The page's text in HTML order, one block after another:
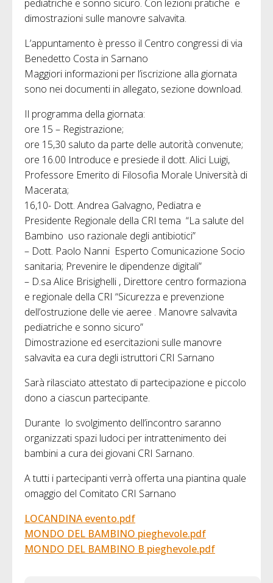
pediatriche e sonno sicuro. Con lezioni pratiche e
dimostrazioni sulle manovre salvavita.
L’appuntamento è presso il Centro congressi di via
Benedetto Costa in Sarnano
Maggiori informazioni per l’iscrizione alla giornata
sono nei documenti in allegato, sezione download.
Il programma della giornata:
ore 15 – Registrazione;
ore 15,30 saluto da parte delle autorità convenute;
ore 16.00 Introduce e presiede il dott. Alici Luigi,
Professore Emerito di Filosofia Morale Università di
Macerata;
16,10- Dott. Andrea Galvagno, Pediatra e
Presidente Regionale della CRI tema “La salute del
Bambino uso razionale degli antibiotici”
– Dott. Paolo Nanni Esperto Comunicazione Socio
sanitaria; Prevenire le dipendenze digitali”
– D.sa Alice Brisighelli , Direttore centro formaziona
e regionale della CRI “Sicurezza e prevenzione
dell’ostruzione delle vie aeree . Manovre salvavita
pediatriche e sonno sicuro”
Dimostrazione ed esercitazioni sulle manovre
salvavita ea cura degli istruttori CRI Sarnano
Sarà rilasciato attestato di partecipazione e piccolo
dono a ciascun partecipante.
Durante lo svolgimento dell’incontro saranno
organizzati spazi ludoci per intrattenimento dei
bambini a cura dei giovani CRI Sarnano.
A tutti i partecipanti verrà offerta una piantina quale
omaggio del Comitato CRI Sarnano
LOCANDINA evento.pdf
MONDO DEL BAMBINO pieghevole.pdf
MONDO DEL BAMBINO B pieghevole.pdf